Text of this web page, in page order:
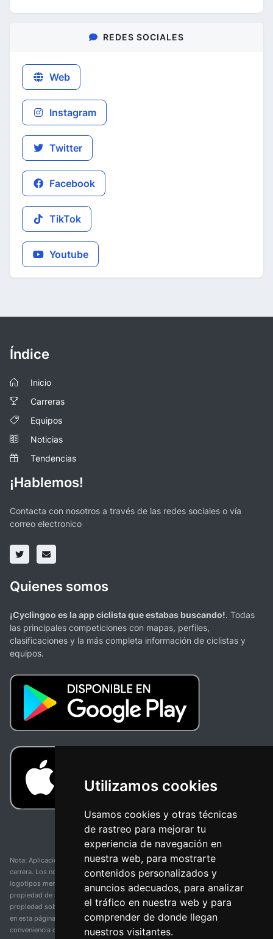
Utilizamos cookies
Usamos cookies y otras técnicas
de rastreo para mejorar tu
experiencia de navegación en
nuestra web, para mostrarte
contenidos personalizados y
anuncios adecuados, para analizar
el tráfico en nuestra web y para
comprender de donde llegan
nuestros visitantes.
REDES SOCIALES
Web
Instagram
Twitter
Facebook
TikTok
Youtube
Índice
Inicio
Carreras
Equipos
Noticias
Tendencias
¡Hablemos!
Contacta con nosotros a través de las redes sociales o vía
correo electronico
Quienes somos
¡Cyclingoo es la app ciclista que estabas buscando!. Todas
las principales competiciones con mapas, perfiles,
clasificaciones y la más completa información de ciclistas y
equipos.
Nota: Aplicación y web no oficial y no relacionada con ninguna organización o
carrera. Los nombres de equipos, competiciones, marcas comerciales y
logotipos mencionados en esta página de resultados de ciclismo son
propiedad de sus respectivos dueños. No tenemos afiliación, patrocinio ni
propiedad sobre estas marcas comerciales. Toda la información proporcionada
en esta página se presenta únicamente con fines informativos y para la
conveniencia de nuestros usuarios. Cualquier uso de nombres, marcas